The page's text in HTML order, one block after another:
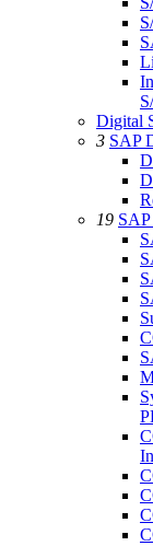
Digital
3 SAP
19